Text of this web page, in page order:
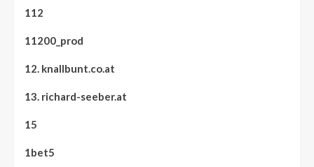
112
11200_prod
12. knallbunt.co.at
13. richard-seeber.at
15
1bet5